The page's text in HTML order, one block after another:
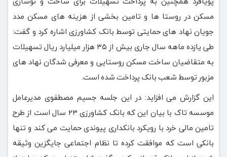
مسکن در روستا ها و تامین بخشی از هزینه های مسکن مدد
جویان نهاد های حمایتی توسط بانک کشاورزی اشاره کرد و گفت:
طی یازده ماهه سال جاری بیش از ۳۵ هزار میلیارد ریال تسهیلات
به متقاضیان ساخت مسکن روستایی و معرفی شدگان نهاد های
مزبور توسط شعب بانک پرداخت شده است.
این گزارش می افزاید: در این جلسه جسیم مصطفوی مدیرعامل
موسسه تاک با بیان این که بانک کشاورزی ۲۳ سال است از طرح
تامین مالی خرد با رویکرد بانکداری پیوندی حمایت می کند و تنها
بانکی است که موافقت کرده تا نظام اجتماعی جایگزین وثیقه